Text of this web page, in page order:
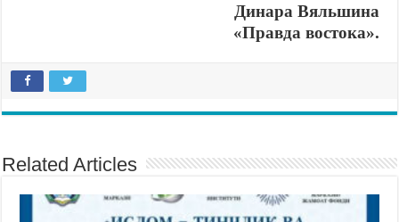
Динара Вяльшина
«Правда востока».
Related Articles